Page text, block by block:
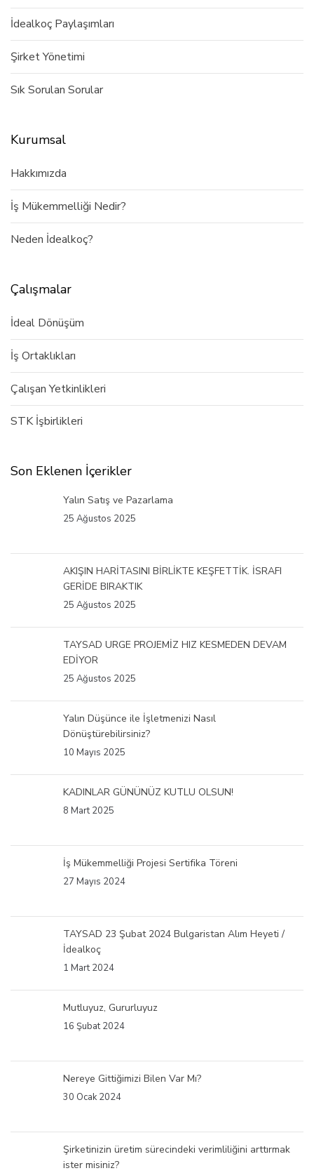
İdealkoç Paylaşımları
Şirket Yönetimi
Sık Sorulan Sorular
Kurumsal
Hakkımızda
İş Mükemmelliği Nedir?
Neden İdealkoç?
Çalışmalar
İdeal Dönüşüm
İş Ortaklıkları
Çalışan Yetkinlikleri
STK İşbirlikleri
Son Eklenen İçerikler
Yalın Satış ve Pazarlama
25 Ağustos 2025
AKIŞIN HARİTASINI BİRLİKTE KEŞFETTİK. İSRAFI
GERİDE BIRAKTIK
25 Ağustos 2025
TAYSAD URGE PROJEMİZ HIZ KESMEDEN DEVAM
EDİYOR
25 Ağustos 2025
Yalın Düşünce ile İşletmenizi Nasıl
Dönüştürebilirsiniz?
10 Mayıs 2025
KADINLAR GÜNÜNÜZ KUTLU OLSUN!
8 Mart 2025
İş Mükemmelliği Projesi Sertifika Töreni
27 Mayıs 2024
TAYSAD 23 Şubat 2024 Bulgaristan Alım Heyeti /
İdealkoç
1 Mart 2024
Mutluyuz, Gururluyuz
16 Şubat 2024
Nereye Gittiğimizi Bilen Var Mı?
30 Ocak 2024
Şirketinizin üretim sürecindeki verimliliğini arttırmak
ister misiniz?